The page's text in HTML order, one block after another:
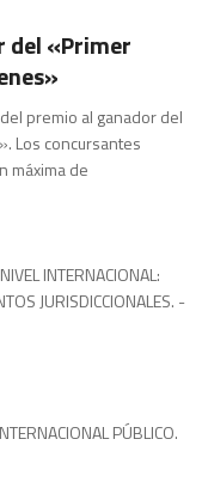
del «Primer
premio al ganador del
Los concursantes
máxima de
INTERNACIONAL:
JURISDICCIONALES. -
PÚBLICO.